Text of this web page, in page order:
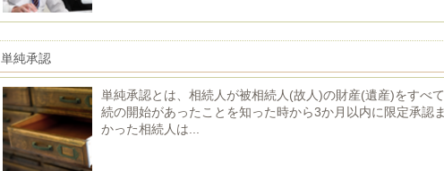
単純承認
単純承認とは、相続人が被相続人(故人)の財産(遺産)をすべ
続の開始があったことを知った時から3か月以内に限定承認
かった相続人は...